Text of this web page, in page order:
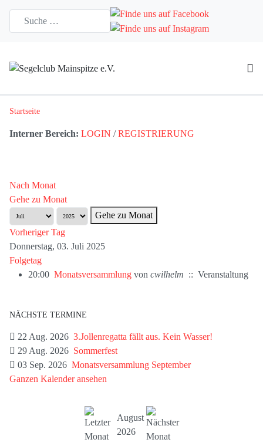
Startseite
Interner Bereich: LOGIN /REGISTRIERUNG
Nach Monat
Gehe zu Monat
Gehe zu Monat
Vorheriger Tag
Donnerstag, 03. Juli 2025
Folgetag
20:00 Monatsversammlung von cwilhelm :: Veranstaltung
NÄCHSTE TERMINE
22 Aug. 2026 3.Jollenregatta fällt aus. Kein Wasser!
29 Aug. 2026 Sommerfest
03 Sep. 2026 Monatsversammlung September
Ganzen Kalender ansehen
August
2026